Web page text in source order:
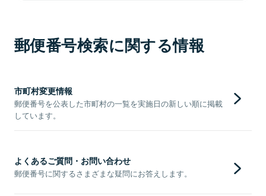
郵便番号検索に関する情報
市町村変更情報
郵便番号を公表した市町村の一覧を実施日の新しい順に掲載
しています。
よくあるご質問・お問い合わせ
郵便番号に関するさまざまな疑問にお答えします。